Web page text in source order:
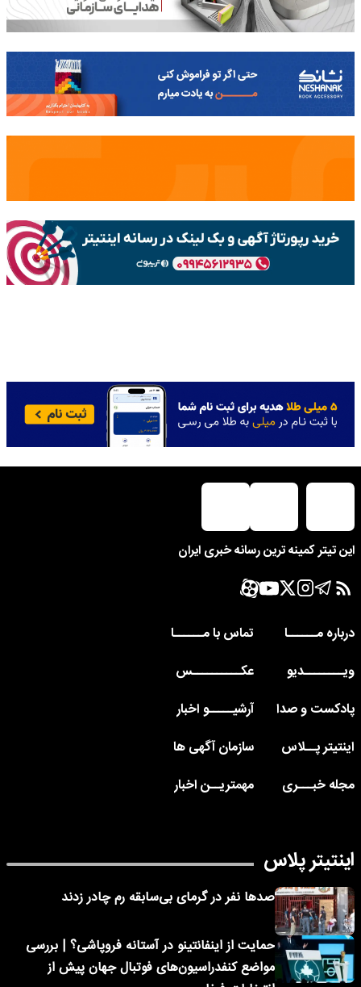
این تیتر کمینه ترین رسانه خبری ایران
درباره مــــــا
تماس با مــــــا
ویــــــــدیو
عکــــــــــس
پادکست و صدا
آرشیـــــو اخبار
اینتیتر پــلاس
سازمان آگهی ها
مجله خبـــری
مهمتریــن اخبار
اینتیتر پلاس
صدها نفر در گرمای بی‌سابقه رم چادر زدند
حمایت از اینفانتینو در آستانه فروپاشی؟ | بررسی
مواضع کنفدراسیون‌های فوتبال جهان پیش از